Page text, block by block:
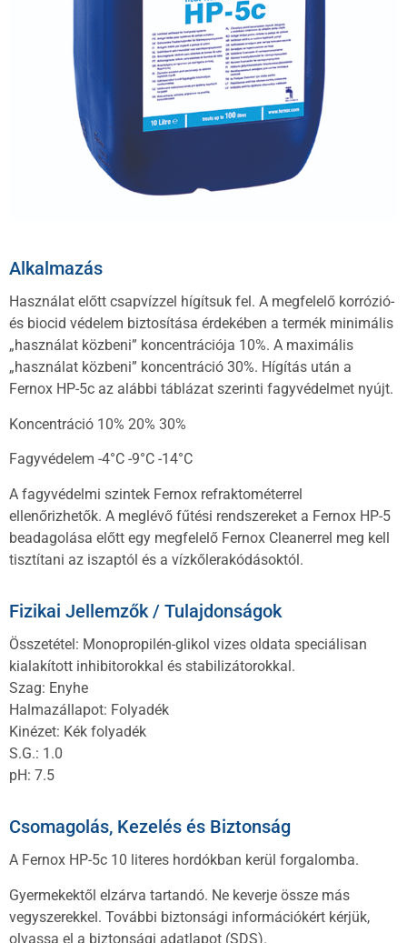
Alkalmazás
Használat előtt csapvízzel hígítsuk fel. A megfelelő korrózió-
és biocid védelem biztosítása érdekében a termék minimális
„használat közbeni” koncentrációja 10%. A maximális
„használat közbeni” koncentráció 30%. Hígítás után a
Fernox HP-5c az alábbi táblázat szerinti fagyvédelmet nyújt.
Koncentráció 10% 20% 30%
Fagyvédelem -4°C -9°C -14°C
A fagyvédelmi szintek Fernox refraktométerrel
ellenőrizhetők. A meglévő fűtési rendszereket a Fernox HP-5
beadagolása előtt egy megfelelő Fernox Cleanerrel meg kell
tisztítani az iszaptól és a vízkőlerakódásoktól.
Fizikai Jellemzők / Tulajdonságok
Összetétel: Monopropilén-glikol vizes oldata speciálisan
kialakított inhibitorokkal és stabilizátorokkal.
Szag: Enyhe
Halmazállapot: Folyadék
Kinézet: Kék folyadék
S.G.: 1.0
pH: 7.5
Csomagolás, Kezelés és Biztonság
A Fernox HP-5c 10 literes hordókban kerül forgalomba.
Gyermekektől elzárva tartandó. Ne keverje össze más
vegyszerekkel. További biztonsági információkért kérjük,
olvassa el a biztonsági adatlapot (SDS).